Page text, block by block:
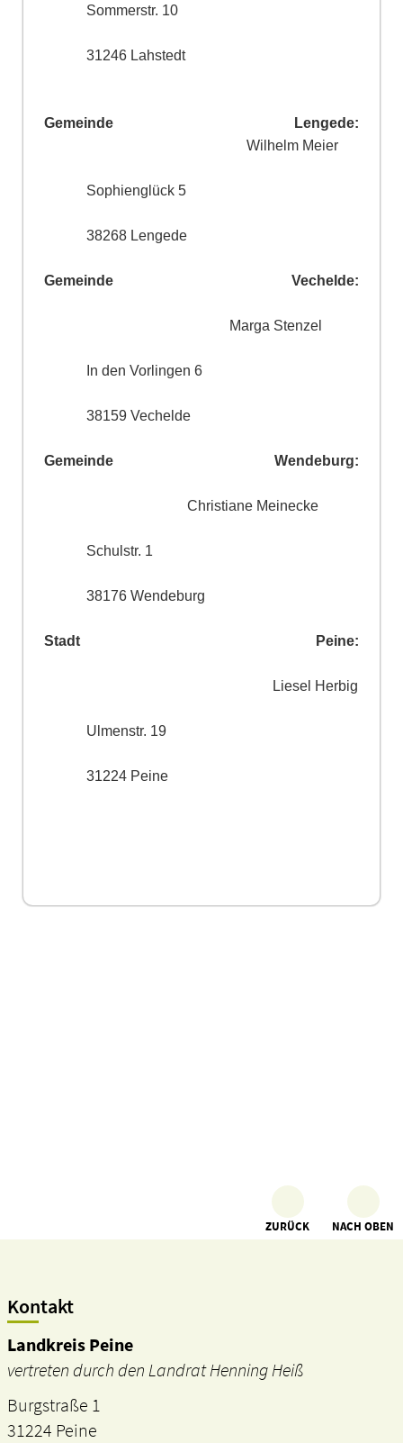
Sommerstr. 10
31246 Lahstedt
Gemeinde Lengede:
Wilhelm Meier
Sophienglück 5
38268 Lengede
Gemeinde Vechelde:
Marga Stenzel
In den Vorlingen 6
38159 Vechelde
Gemeinde Wendeburg:
Christiane Meinecke
Schulstr. 1
38176 Wendeburg
Stadt Peine:
Liesel Herbig
Ulmenstr. 19
31224 Peine
ZURÜCK NACH OBEN
Kontakt
Landkreis Peine
vertreten durch den Landrat Henning Heiß
Burgstraße 1
31224 Peine